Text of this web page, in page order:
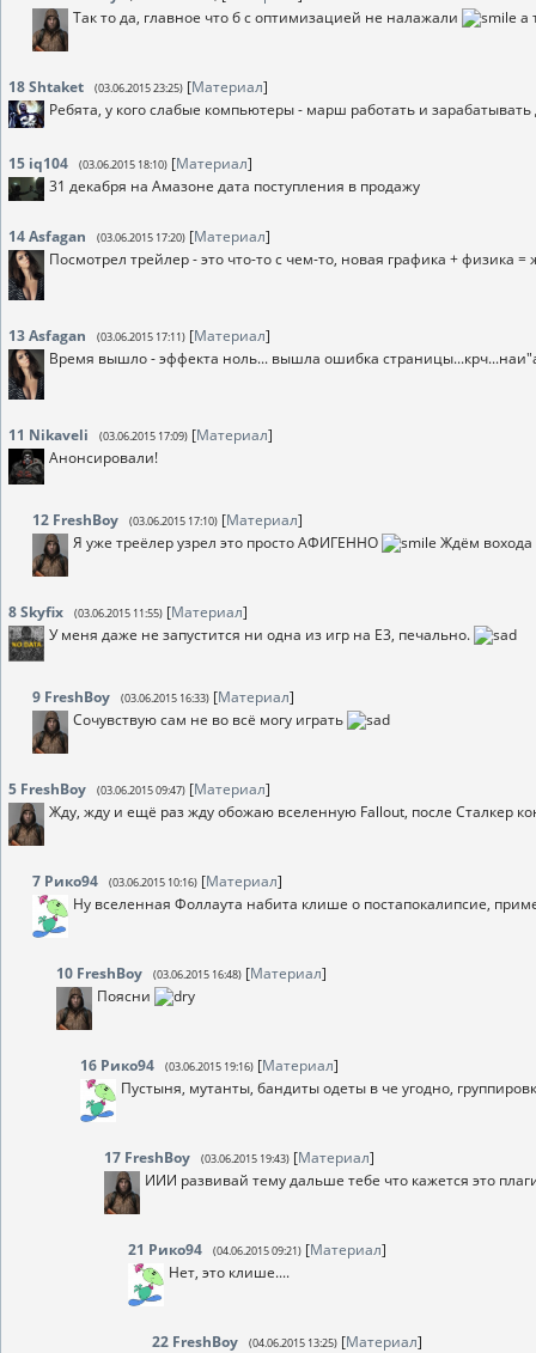
Так то да, главное что б с оптимизацией не налажали
а
18Shtaket (03.06.2015 23:25) [Материал]
Ребята, у кого слабые компьютеры - марш работать и
15 iq104 (03.06.2015 18:10) [Материал]
31 декабря на Амазоне дата поступления в продажу
14Asfagan (03.06.2015 17:20) [Материал]
Посмотрел трейлер - это что-то с чем-то, новая графика + физика
13Asfagan (03.06.2015 17:11) [Материал]
Время вышло - эффекта ноль... вышла ошибка
11 Nikaveli (03.06.2015 17:09) [Материал]
Анонсировали!
12 FreshBoy (03.06.2015 17:10) [Материал]
Я уже треёлер узрел это просто АФИГЕННО
Ждём вохода
8Skyfix (03.06.2015 11:55) [Материал]
У меня даже не запустится ни одна из игр на Е3, печально.
9 FreshBoy (03.06.2015 16:33) [Материал]
Сочувствую сам не во всё могу играть
5 FreshBoy (03.06.2015 09:47) [Материал]
Жду, жду и ещё раз жду обожаю вселенную Fallout, после Сталкер
7 Рико94 (03.06.2015 10:16) [Материал]
Ну вселенная Фоллаута набита клише о постапокалипсие,
10 FreshBoy (03.06.2015 16:48) [Материал]
Поясни
16 Рико94 (03.06.2015 19:16) [Материал]
Пустыня, мутанты, бандиты одеты в че угодно,
17 FreshBoy (03.06.2015 19:43) [Материал]
ИИИ развивай тему дальше тебе что кажется это
21 Рико94 (04.06.2015 09:21) [Материал]
Нет, это клише....
22 FreshBoy (04.06.2015 13:25) [Материал]